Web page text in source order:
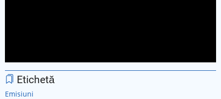
Etichetă
Emisiuni